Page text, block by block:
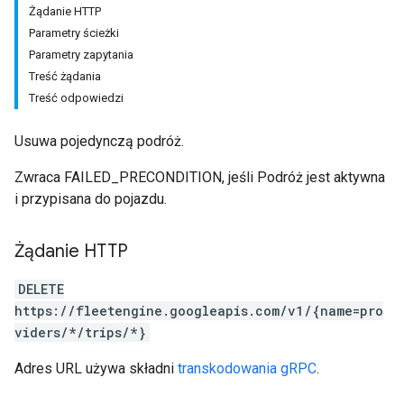
Żądanie HTTP
Parametry ścieżki
Parametry zapytania
Treść żądania
Treść odpowiedzi
Usuwa pojedynczą podróż.
Zwraca FAILED_PRECONDITION, jeśli Podróż jest aktywna
i przypisana do pojazdu.
Żądanie HTTP
DELETE
https://fleetengine.googleapis.com/v1/{name=pro
viders/*/trips/*}
Adres URL używa składni transkodowania gRPC.